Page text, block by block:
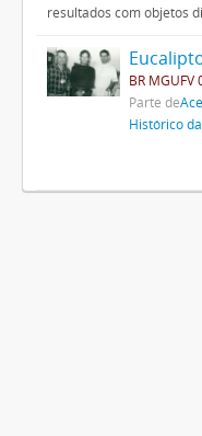
resultados com objetos
BR MGUFV
Parte de
Histórico